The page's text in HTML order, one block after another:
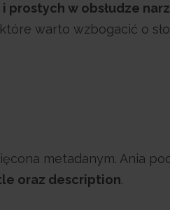
prostych w obsłudze
warto wzbogacić o
metadanym. Ania
oraz description.